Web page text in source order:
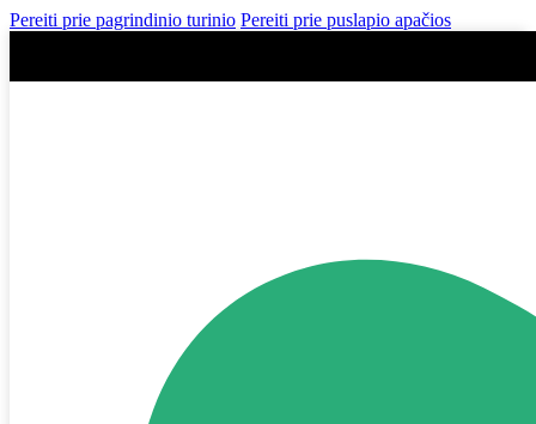
Pereiti prie pagrindinio turinio Pereiti prie puslapio apačios